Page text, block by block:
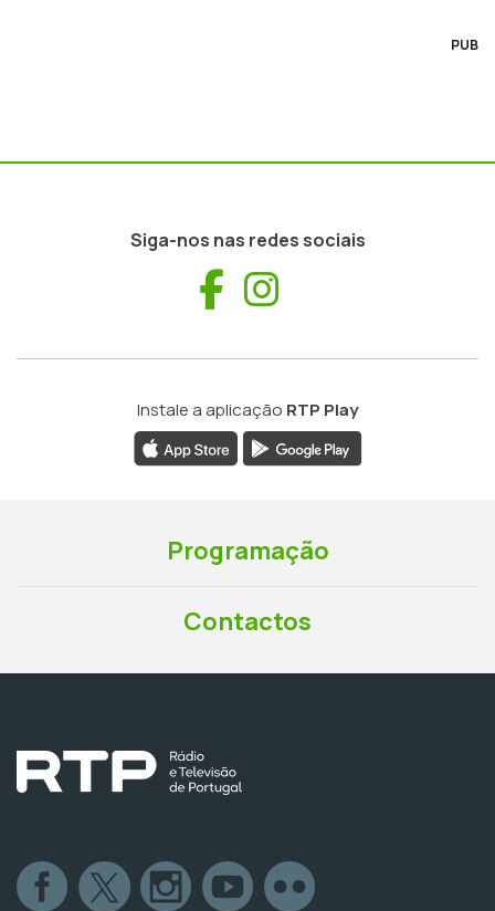
PUB
Siga-nos nas redes sociais
Facebook
Instale a aplicação RTP Play
Programação
Contactos